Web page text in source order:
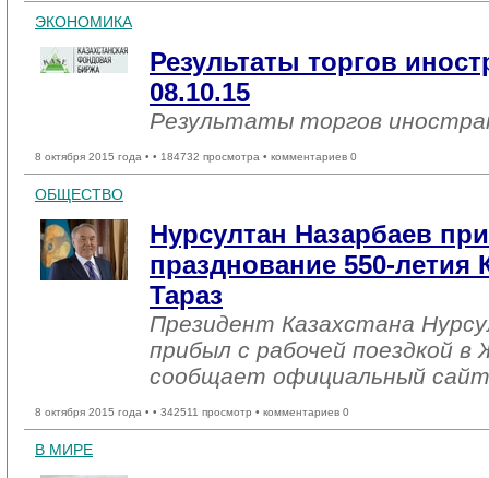
ЭКОНОМИКА
Результаты торгов
08.10.15
Результаты торгов
8 октября 2015 года • • 184732 просмотра • комментариев 0
ОБЩЕСТВО
Нурсултан Назарбаев
празднование 550-летия
Тараз
Президент Казахстана
прибыл с рабочей поездкой
сообщает официальный
8 октября 2015 года • • 342511 просмотр • комментариев 0
В МИРЕ